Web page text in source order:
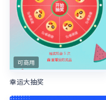
可商用
幸运大抽奖